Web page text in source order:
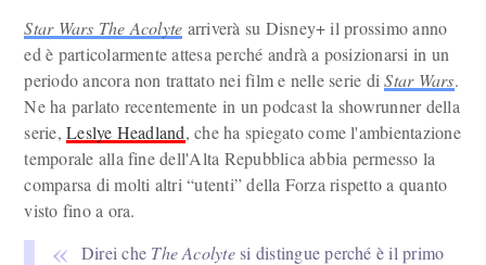
Star Wars The Acolyte arriverà su Disney+ il prossimo anno
ed è particolarmente attesa perché andrà a posizionarsi in un
periodo ancora non trattato nei film e nelle serie diStar Wars.
Ne ha parlato recentemente in un podcast la showrunner della
serie,Leslye Headland, che ha spiegato come l'ambientazione
temporale alla fine dell'Alta Repubblica abbia permesso la
comparsa di molti altri “utenti” della Forza rispetto a quanto
visto fino a ora.
Direi che The Acolytesi distingue perché è il primo